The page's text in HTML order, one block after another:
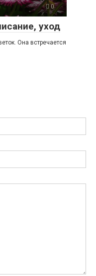
0
уход
Она встречается